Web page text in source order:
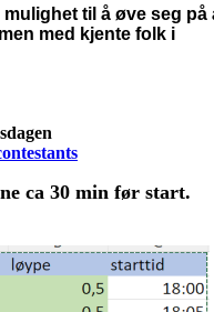
til å øve seg på
med kjente folk i
ca 30 min før start.